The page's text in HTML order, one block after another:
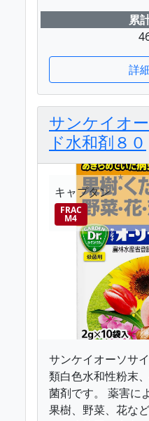
累
詳
サンケイオ
ド水和剤８０
キャプタン
FRAC
M4
サンケイオーソサ
類白色水和性粉末
菌剤です。 薬害に
果樹、野菜、花な